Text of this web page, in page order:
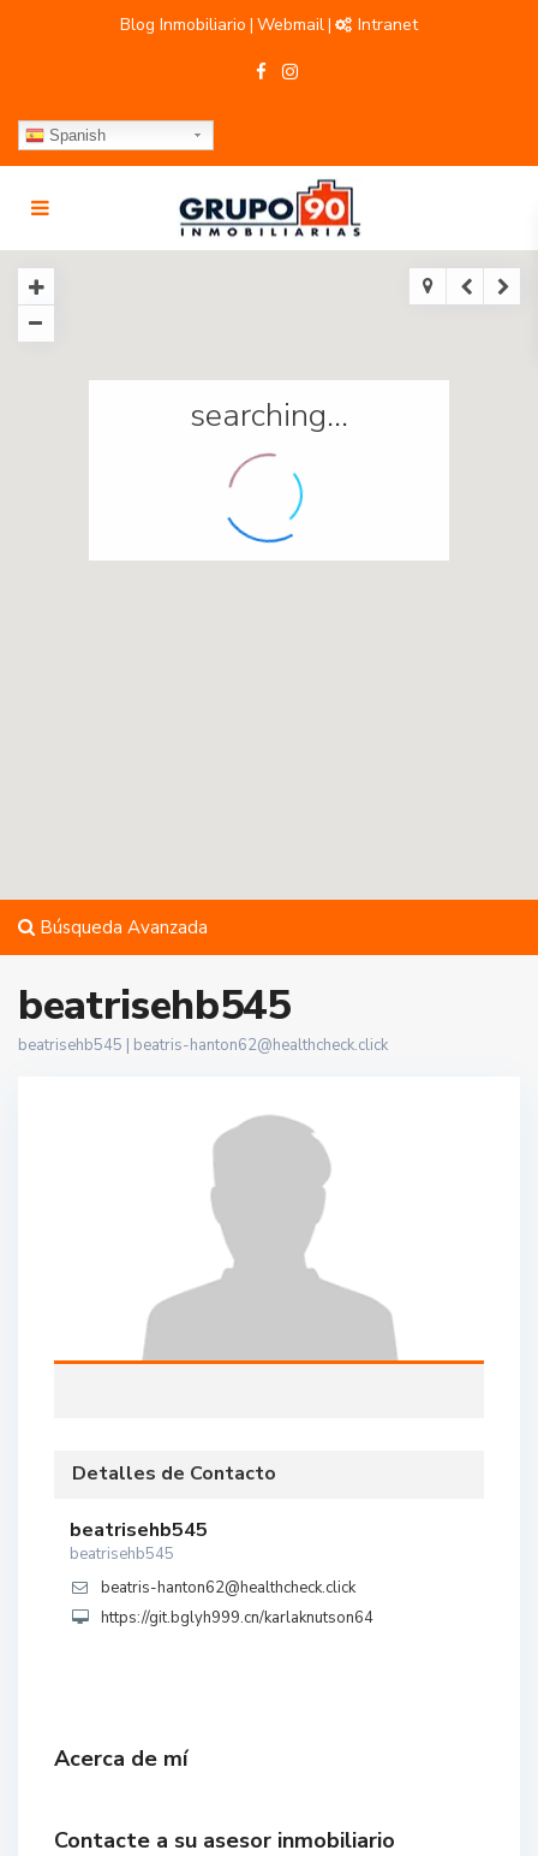
Blog Inmobiliario | Webmail| Intranet
Spanish
searching...
Búsqueda Avanzada
beatrisehb545
beatrisehb545 | beatris-hanton62@healthcheck.click
Detalles de Contacto
beatrisehb545
beatrisehb545
beatris-hanton62@healthcheck.click
https://git.bglyh999.cn/karlaknutson64
Acerca de mí
Contacte a su asesor inmobiliario